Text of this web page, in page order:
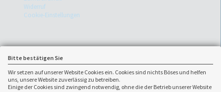
Bitte bestätigen Sie
Wir setzen auf unserer Website Cookies ein. Cookies sind nichts Böses und helfen
uns, unsere Website zuverlässig zu betreiben.
Einige der Cookies sind zwingend notwendig, ohne die der Betrieb unserer Website
Widerruf
Cookie-Einstellungen